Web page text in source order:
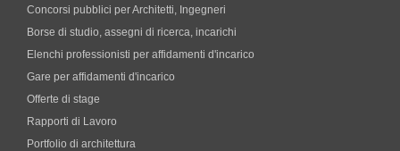
Concorsi pubblici per Architetti, Ingegneri
Borse di studio, assegni di ricerca, incarichi
Elenchi professionisti per affidamenti d'incarico
Gare per affidamenti d'incarico
Offerte di stage
Rapporti di Lavoro
Portfolio di architettura